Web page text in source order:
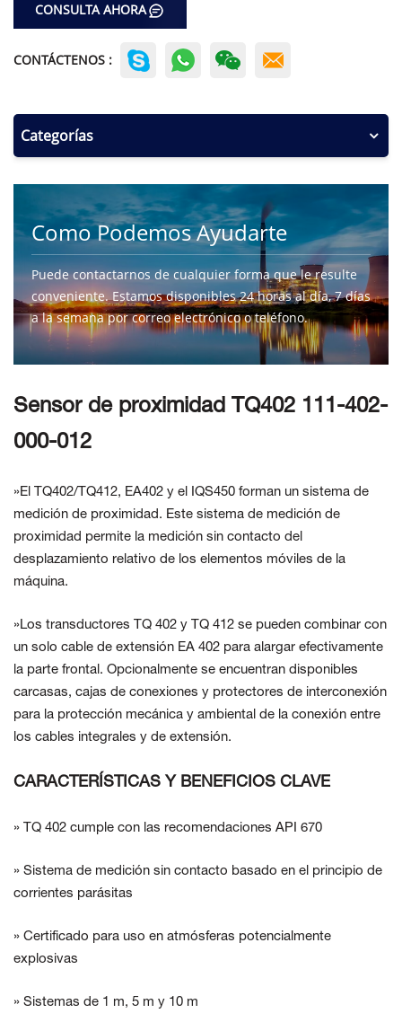
CONSULTA AHORA
CONTÁCTENOS :
Categorías
Como Podemos Ayudarte
Puede contactarnos de cualquier forma que le resulte
conveniente. Estamos disponibles 24 horas al día, 7 días
a la semana por correo electrónico o teléfono.
CONTÁCTENOS
Sensor de proximidad TQ402 111-402-
000-012
»El TQ402/TQ412, EA402 y el IQS450 forman un sistema de
medición de proximidad. Este sistema de medición de
proximidad permite la medición sin contacto del
desplazamiento relativo de los elementos móviles de la
máquina.
»Los transductores TQ 402 y TQ 412 se pueden combinar con
un solo cable de extensión EA 402 para alargar efectivamente
la parte frontal. Opcionalmente se encuentran disponibles
carcasas, cajas de conexiones y protectores de interconexión
para la protección mecánica y ambiental de la conexión entre
los cables integrales y de extensión.
CARACTERÍSTICAS Y BENEFICIOS CLAVE
» TQ 402 cumple con las recomendaciones API 670
» Sistema de medición sin contacto basado en el principio de
corrientes parásitas
» Certificado para uso en atmósferas potencialmente
explosivas
» Sistemas de 1 m, 5 m y 10 m